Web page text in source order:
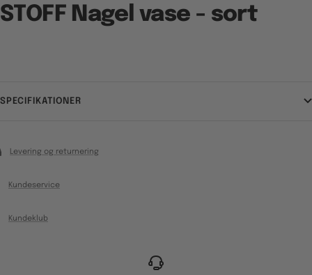
STOFF Nagel vase - sort
SPECIFIKATIONER
Levering og returnering
Kundeservice
Kundeklub